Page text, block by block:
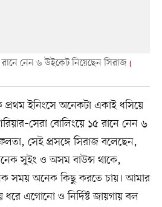
রানে নেন ৬ উইকেট নিয়েছেন সিরাজ
ইনিংসে অনেকটা একাই ধসিয়ে
বোলিংয়ে ১৫ রানে নেন ৬
সেই প্রসঙ্গে সিরাজ বলেছেন,
সুইং ও অসম বাউন্স থাকে,
সময় অনেক কিছু করতে চায়। আমার
এগোনো ও নির্দিষ্ট জায়গায় বল